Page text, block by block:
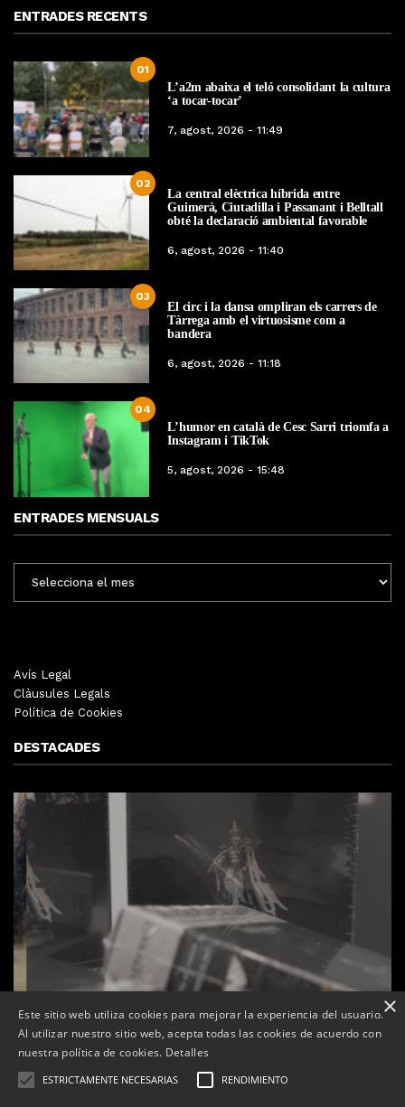
ENTRADES RECENTS
01
L’a2m abaixa el teló consolidant la cultura
‘a tocar-tocar’
7, agost, 2026 - 11:49
02
La central elèctrica híbrida entre
Guimerà, Ciutadilla i Passanant i Belltall
obté la declaració ambiental favorable
6, agost, 2026 - 11:40
03
El circ i la dansa ompliran els carrers de
Tàrrega amb el virtuosisme com a
bandera
6, agost, 2026 - 11:18
04
L’humor en català de Cesc Sarri triomfa a
Instagram i TikTok
5, agost, 2026 - 15:48
ENTRADES MENSUALS
MENSUALS
Avís Legal
Clàusules Legals
Política de Cookies
DESTACADES
×
Este sitio web utiliza cookies para mejorar la experiencia del usuario.
Al utilizar nuestro sitio web, acepta todas las cookies de acuerdo con
nuestra política de cookies. Detalles
ESTRICTAMENTE NECESARIAS RENDIMIENTO